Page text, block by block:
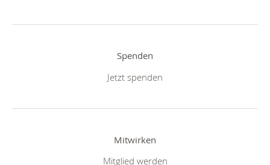
Spenden
Jetzt spenden
Mitwirken
Mitglied werden